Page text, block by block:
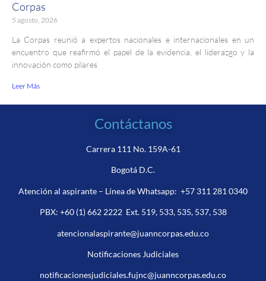
Corpas
5 agosto, 2026
La Corpas reunió a expertos nacionales e internacionales en un
encuentro que reafirmó el papel de la evidencia, el liderazgo y la
innovación como pilares
Leer Más
Contáctanos
Carrera 111 No. 159A-61
Bogotá D.C.
Atención al aspirante – Línea de Whatsapp: +57 311 281 0340
PBX: +60 (1) 662 2222Ext. 519, 533, 535, 537, 538
atencionalaspirante@juanncorpas.edu.co
Notificaciones Judiciales
notificacionesjudiciales.fujnc@juanncorpas.edu.co